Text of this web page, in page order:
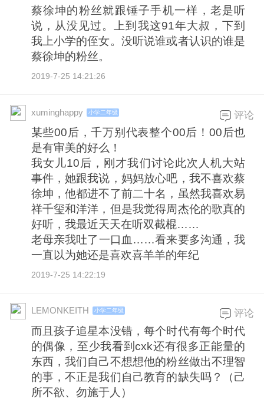
蔡徐坤的粉丝就跟锤子手机一样，老是听
说，从没见过。上到我这91年大叔，下到
我上小学的侄女。没听说谁或者认识的谁是
蔡徐坤的粉丝。
2019-7-25 14:21:26
xuminghappy 小学二年级
某些00后，千万别代表整个00后！00后也
是有审美的好么！
我女儿10后，刚才我们讨论此次人机大站
事件，她跟我说，妈妈放心吧，我不喜欢蔡
徐坤，他都进不了前二十名，虽然我喜欢易
祥千玺和洋洋，但是我觉得周杰伦的歌真的
好听，我最近天天在听双截棍……
老母亲我吐了一口血……看来要多沟通，我
一直以为她还是喜欢喜羊羊的年纪
2019-7-25 14:22:19
评论
LEMONKEITH 小学二年级
而且孩子追星本没错，每个时代有每个时代
的偶像，至少我看到cxk还有很多正能量的
东西，我们自己不想想他的粉丝做出不理智
的事，不正是我们自己教育的缺失吗？（己
所不欲、勿施于人）
评论